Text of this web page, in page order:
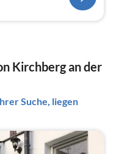
Kirchberg an der
Suche, liegen